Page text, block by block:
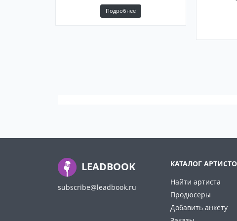
Подробнее
LEADBOOK
subscribe@leadbook.ru
КАТАЛОГ
Найти артиста
Продюсеры
Добавить анкету